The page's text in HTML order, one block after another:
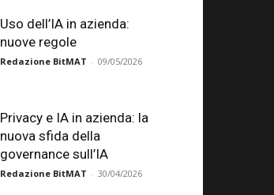
Uso dell’IA in azienda:
nuove regole
Redazione BitMAT - 09/05/2026
Privacy e IA in azienda: la
nuova sfida della
governance sull’IA
Redazione BitMAT - 30/04/2026